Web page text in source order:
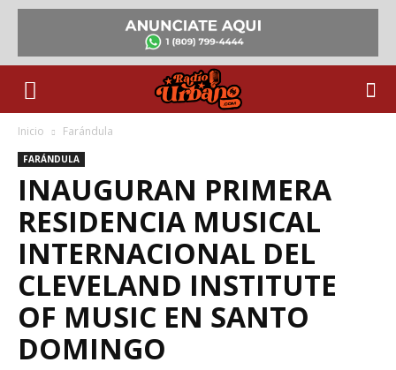
Inicio Farándula
FARÁNDULA
INAUGURAN PRIMERA
RESIDENCIA MUSICAL
INTERNACIONAL DEL
CLEVELAND INSTITUTE
OF MUSIC EN SANTO
DOMINGO